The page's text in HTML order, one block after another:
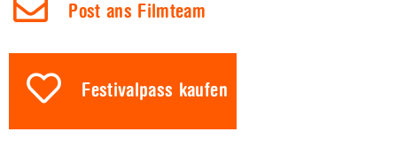
Post ans Filmteam
Festivalpass kaufen